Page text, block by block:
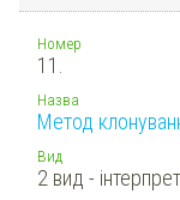
Номер
11.
Назва
Метод
Вид
2 вид -